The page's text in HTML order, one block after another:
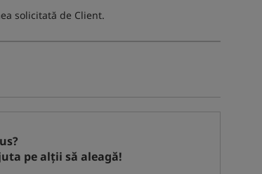
solicitată de Client.
pe alții să aleagă!